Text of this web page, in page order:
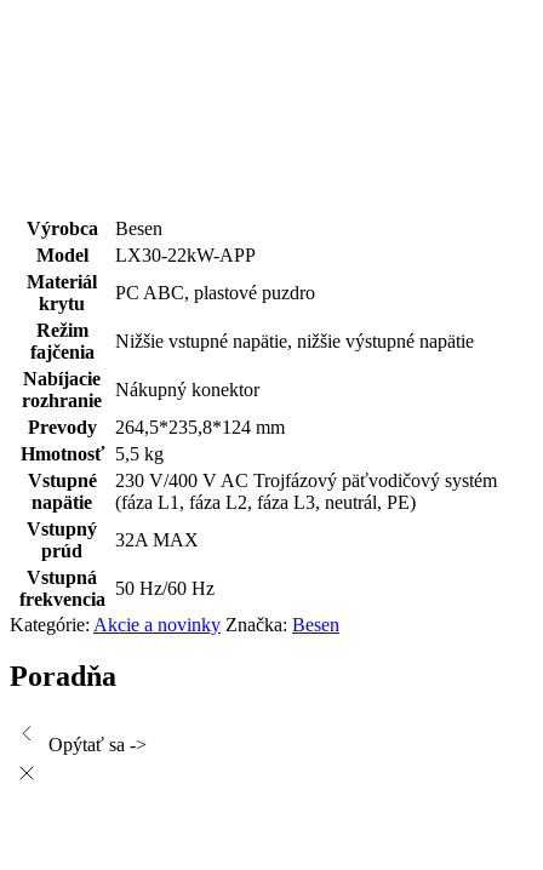
Výrobca
Besen
Model
LX30-22kW-APP
Materiál
krytu
PC ABC, plastové puzdro
Režim
fajčenia
Nižšie vstupné napätie, nižšie výstupné napätie
Nabíjacie
rozhranie
Nákupný konektor
Prevody
264,5*235,8*124 mm
Hmotnosť
5,5 kg
Vstupné
napätie
230 V/400 V AC Trojfázový päťvodičový systém
(fáza L1, fáza L2, fáza L3, neutrál, PE)
Vstupný
prúd
32A MAX
Vstupná
frekvencia
50 Hz/60 Hz
Kategórie: Akcie a novinky Značka: Besen
Poradňa
Opýtať sa ->